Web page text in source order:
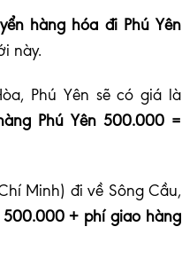
hàng hóa đi Phú Yên
này.
Phú Yên sẽ có giá là
Phú Yên 500.000 =
Minh) đi về Sông Cầu,
+ phí giao hàng